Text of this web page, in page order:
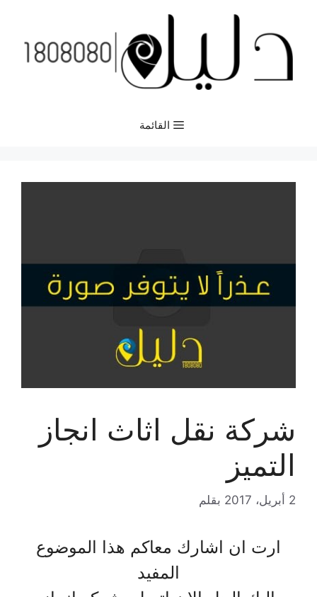
المحتوى
القائمة
شركة نقل اثاث انجاز
التميز
2 أبريل، 2017 بقلم
ارت ان اشارك معاكم هذا الموضوع
المفيد